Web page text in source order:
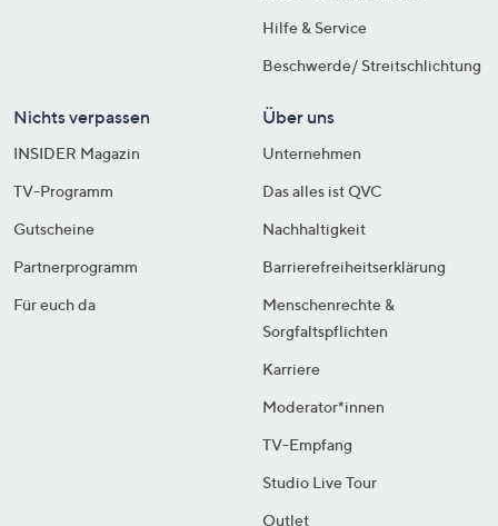
Hilfe & Service
Beschwerde/ Streitschlichtung
Nichts verpassen
INSIDER Magazin
TV-Programm
Gutscheine
Partnerprogramm
Für euch da
Über uns
Unternehmen
Das alles ist QVC
Nachhaltigkeit
Barrierefreiheitserklärung
Menschenrechte &
Sorgfaltspflichten
Karriere
Moderator*innen
TV-Empfang
Studio Live Tour
Outlet